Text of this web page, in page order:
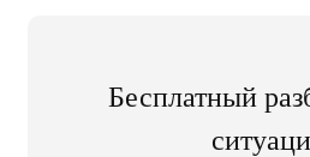
Бесплатный